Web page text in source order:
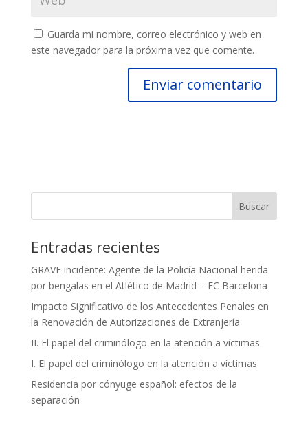
Guarda mi nombre, correo electrónico y web en
este navegador para la próxima vez que comente.
Entradas recientes
GRAVE incidente: Agente de la Policía Nacional herida
por bengalas en el Atlético de Madrid – FC Barcelona
Impacto Significativo de los Antecedentes Penales en
la Renovación de Autorizaciones de Extranjería
II. El papel del criminólogo en la atención a víctimas
I. El papel del criminólogo en la atención a víctimas
Residencia por cónyuge español: efectos de la
separación